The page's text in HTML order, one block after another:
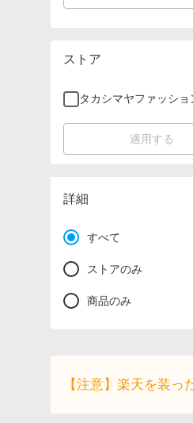
ストア
タカシマヤファッショ
適用する
詳細
すべて
ストアのみ
商品のみ
【注意】楽天を装